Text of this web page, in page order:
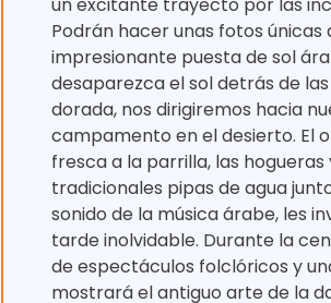
Podrán hacer unas fotos únicas
impresionante puesta de sol
desaparezca el sol detrás de
dorada, nos dirigiremos hacia
campamento en el desierto. El
fresca a la parrilla, las hogueras
tradicionales pipas de agua
sonido de la música árabe, les
tarde inolvidable. Durante la
de espectáculos folclóricos y
mostrará el antiguo arte de la